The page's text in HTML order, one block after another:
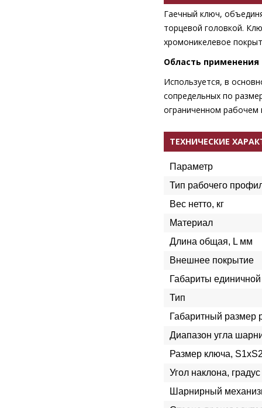
Гаечный ключ,
торцевой головкой.
хромоникелевое
Область применения
Используется, в
сопредельных по
ограниченном рабочем
ТЕХНИЧЕСКИЕ
Параметр
Тип рабочего
Вес нетто, кг
Материал
Длина общая, L мм
Внешнее покрытие
Габариты
Тип
Габаритный размер
Диапазон угла
Размер ключа,
Угол наклона, градус
Шарнирный